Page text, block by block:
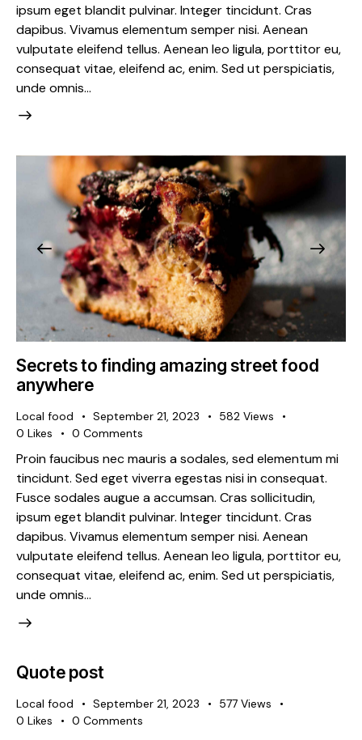
ipsum eget blandit pulvinar. Integer tincidunt. Cras
dapibus. Vivamus elementum semper nisi. Aenean
vulputate eleifend tellus. Aenean leo ligula, porttitor eu,
consequat vitae, eleifend ac, enim. Sed ut perspiciatis,
unde omnis…
Secrets to finding amazing street food
anywhere
Local food September 21, 2023 582 Views
0 Likes 0 Comments
Proin faucibus nec mauris a sodales, sed elementum mi
tincidunt. Sed eget viverra egestas nisi in consequat.
Fusce sodales augue a accumsan. Cras sollicitudin,
ipsum eget blandit pulvinar. Integer tincidunt. Cras
dapibus. Vivamus elementum semper nisi. Aenean
vulputate eleifend tellus. Aenean leo ligula, porttitor eu,
consequat vitae, eleifend ac, enim. Sed ut perspiciatis,
unde omnis…
Quote post
Local food September 21, 2023 577 Views
0 Likes 0 Comments